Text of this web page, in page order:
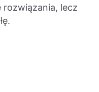
rozwiązania, lecz